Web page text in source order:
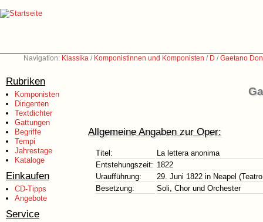
Navigation: Klassika / Komponistinnen und Komponisten / D /Gaetano
Rubriken
Komponisten
Dirigenten
Textdichter
Gattungen
Begriffe
Tempi
Jahrestage
Kataloge
Einkaufen
CD-Tipps
Angebote
Service
Allgemeine Angaben zur Oper:
Titel:
La lettera anonima
Entstehungszeit: 1822
Uraufführung:
29. Juni 1822 in Neapel
Besetzung:
Soli, Chor und Orchester